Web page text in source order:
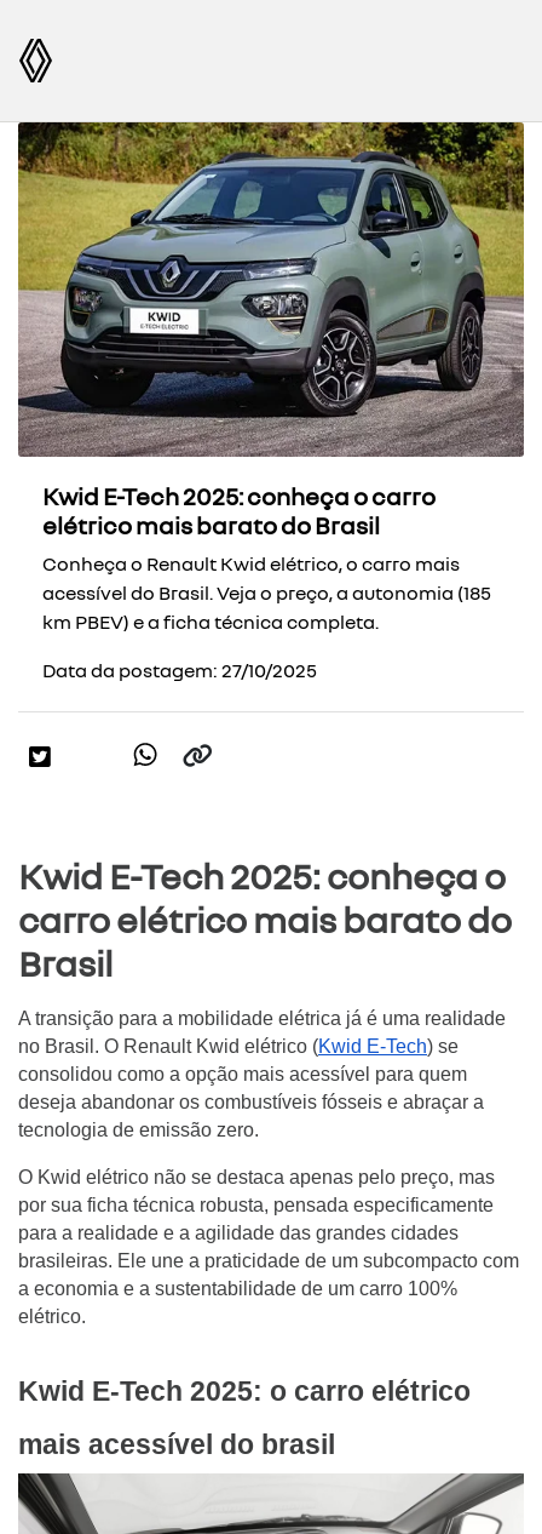
Kwid E-Tech 2025: conheça o carro
elétrico mais barato do Brasil
Conheça o Renault Kwid elétrico, o carro mais
acessível do Brasil. Veja o preço, a autonomia (185
km PBEV) e a ficha técnica completa.
Data da postagem: 27/10/2025
Kwid E-Tech 2025: conheça o
carro elétrico mais barato do
Brasil
A transição para a mobilidade elétrica já é uma realidade
no Brasil. O Renault Kwid elétrico (Kwid E-Tech) se
consolidou como a opção mais acessível para quem
deseja abandonar os combustíveis fósseis e abraçar a
tecnologia de emissão zero.
O Kwid elétrico não se destaca apenas pelo preço, mas
por sua ficha técnica robusta, pensada especificamente
para a realidade e a agilidade das grandes cidades
brasileiras. Ele une a praticidade de um subcompacto com
a economia e a sustentabilidade de um carro 100%
elétrico.
Kwid E-Tech 2025: o carro elétrico
mais acessível do brasil